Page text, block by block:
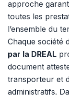
approche
toutes les
l’ensemble du
Chaque société
par la DREAL
document
transporteur et
administratifs.